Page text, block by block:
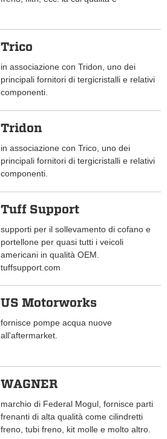
Trico
in associazione con Tridon, uno dei
principali fornitori di tergicristalli e relativi
componenti.
Tridon
in associazione con Trico, uno dei
principali fornitori di tergicristalli e relativi
componenti.
Tuff Support
supporti per il sollevamento di cofano e
portellone per quasi tutti i veicoli
americani in qualità OEM.
tuffsupport.com
US Motorworks
fornisce pompe acqua nuove
all'aftermarket.
WAGNER
marchio di Federal Mogul, fornisce parti
frenanti di alta qualità come cilindretti
freno, tubi freno, kit molle e molto altro.